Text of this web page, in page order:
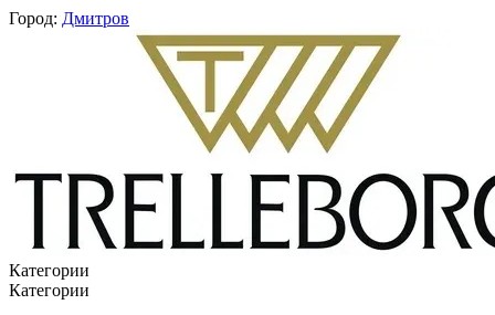
Город: Дмитров
Категории
Категории